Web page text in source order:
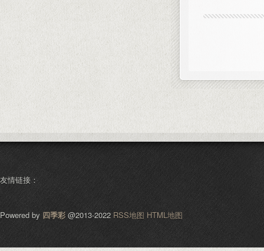
友情链接：
Powered by 四季彩 @2013-2022 RSS地图 HTML地图